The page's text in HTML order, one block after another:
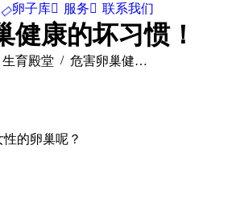
卵子库 服务 联系我们
健康的坏习惯！
：
生育殿堂 危害卵巢健…
的卵巢呢？